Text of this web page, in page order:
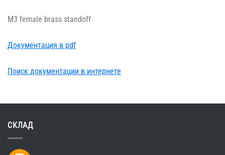
M3 female brass standoff
Документация в pdf
Поиск документации в интернете
СКЛАД